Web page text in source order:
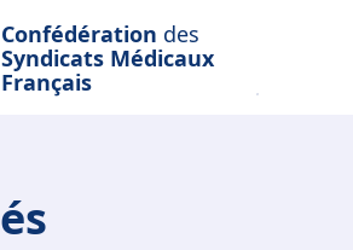
Confédération des
Syndicats Médicaux
Français